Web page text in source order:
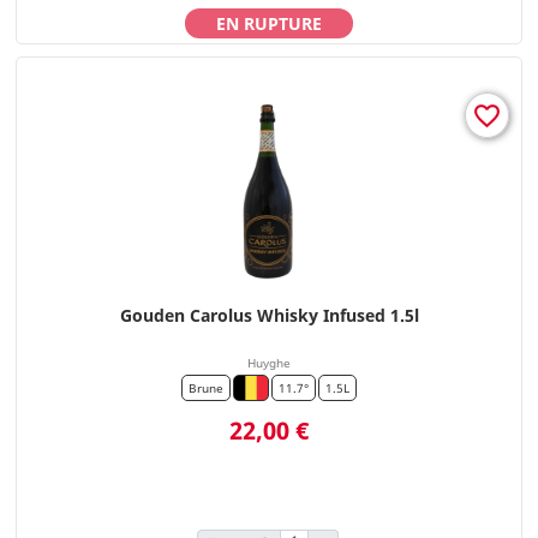
EN RUPTURE
Gouden Carolus Whisky Infused 1.5l
Huyghe
Brune
11.7° 1.5L
Prix
22,00 €
favorite_border